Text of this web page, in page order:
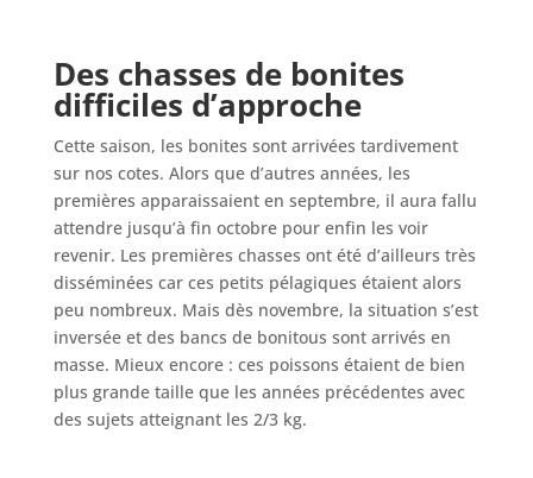
Des chasses de bonites
difficiles d’approche
Cette saison, les bonites sont arrivées tardivement
sur nos cotes. Alors que d’autres années, les
premières apparaissaient en septembre, il aura fallu
attendre jusqu’à fin octobre pour enfin les voir
revenir. Les premières chasses ont été d’ailleurs très
disséminées car ces petits pélagiques étaient alors
peu nombreux. Mais dès novembre, la situation s’est
inversée et des bancs de bonitous sont arrivés en
masse. Mieux encore : ces poissons étaient de bien
plus grande taille que les années précédentes avec
des sujets atteignant les 2/3 kg.